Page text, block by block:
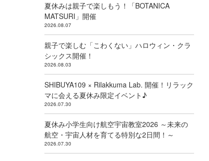
夏休みは親子で楽しもう！「BOTANICA
MATSURI」開催
2026.08.07
親子で楽しむ「こわくない」ハロウィン・クラ
シックス開催！
2026.08.03
SHIBUYA109 × Rilakkuma Lab. 開催！リラック
マに会える夏休み限定イベント♪
2026.07.30
夏休み小学生向け航空宇宙教室2026 ～未来の
航空・宇宙人材を育てる特別な2日間！～
2026.07.30